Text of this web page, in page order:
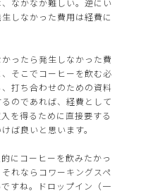
しなかった費用は経費に
ったら発生しなかった費
そこでコーヒーを飲む必
打ち合わせのための資料
のであれば、経費として
を得るために直接要する
ば良いと思います。
にコーヒーを飲みたかっ
れならコワーキングスペ
すね。ドロップイン（一